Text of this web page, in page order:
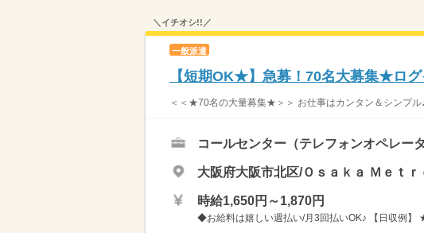
＼イチオシ!!／
一般派遣
【短期OK★】急募！70名大募集★ロ
＜＜★70名の大量募集★＞＞ お仕事はカンタン＆シンプ
コールセンター（テレフォンオペレータ
大阪府大阪市北区/Ｏｓａｋａ Ｍｅｔｒ
時給1,650円～1,870円
◆お給料は嬉しい週払い/月3回払いOK♪ 【日収例